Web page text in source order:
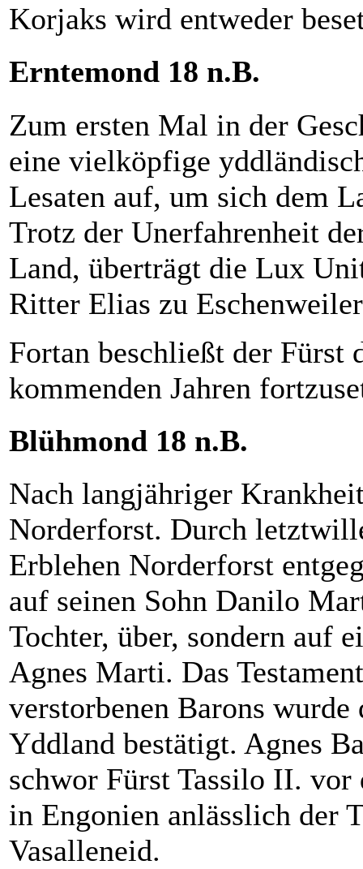
Korjaks wird entweder
Erntemond 18 n.B.
Zum ersten Mal in der
eine vielköpfige
Lesaten auf, um sich dem
Trotz der Unerfahrenheit
Land, überträgt die Lux
Ritter Elias zu
Fortan beschließt der Fürst
kommenden Jahren
Blühmond 18 n.B.
Nach langjähriger
Norderforst. Durch
Erblehen Norderforst
auf seinen Sohn Danilo
Tochter, über, sondern auf
Agnes Marti. Das
verstorbenen Barons
Yddland bestätigt. Agnes
schwor Fürst Tassilo II. vor
in Engonien anlässlich der
Vasalleneid.